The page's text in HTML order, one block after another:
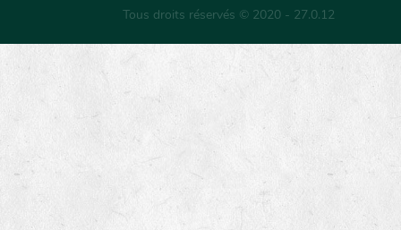
Tous droits réservés © 2020 - 27.0.12